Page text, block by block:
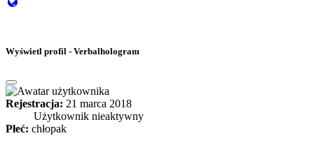
Wyświetl profil - Verbalhologram
Rejestracja: 21 marca 2018
Użytkownik nieaktywny
Płeć: chłopak